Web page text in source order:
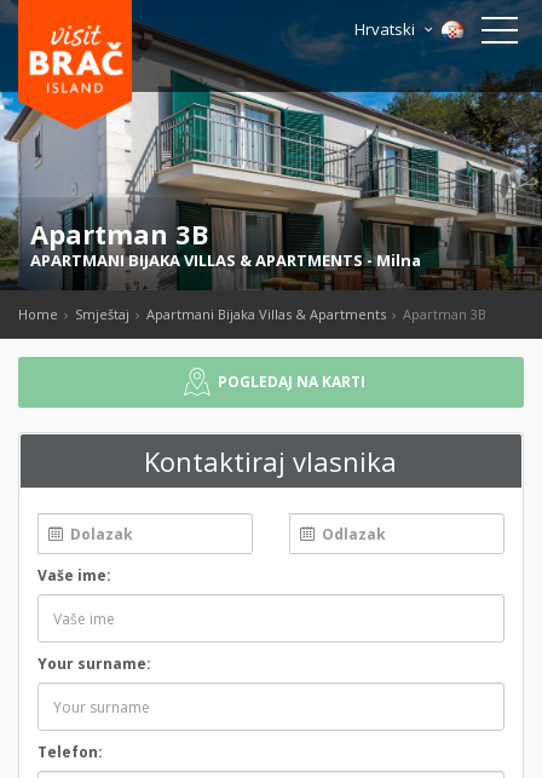
Hrvatski
Apartman 3B
APARTMANI BIJAKA VILLAS & APARTMENTS -Milna
Home Smještaj Apartmani Bijaka Villas & Apartments Apartman 3B
POGLEDAJ NA KARTI
Kontaktiraj vlasnika
Vaše ime:
Your surname:
Telefon: